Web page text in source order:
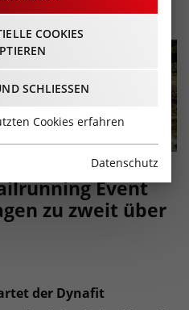
08:00 Uhr
Event
zu zweit über
der Dynafit
COOKIES
SCHLIESSEN
Cookies erfahren
Datenschutz